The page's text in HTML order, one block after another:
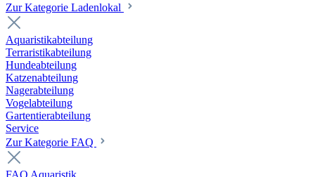
Zur Kategorie Ladenlokal
Aquaristikabteilung
Terraristikabteilung
Hundeabteilung
Katzenabteilung
Nagerabteilung
Vogelabteilung
Gartentierabteilung
Service
Zur Kategorie FAQ
FAQ Aquaristik